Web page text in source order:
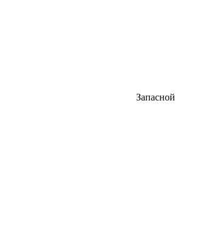
Запасной